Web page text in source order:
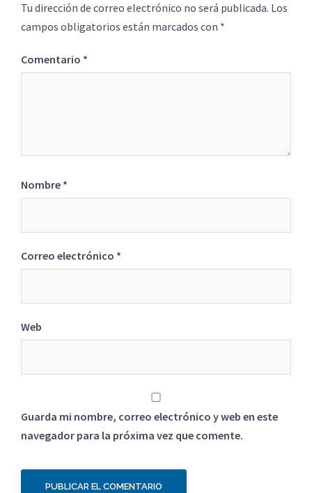
Tu dirección de correo electrónico no será publicada. Los
campos obligatorios están marcados con *
Comentario *
Nombre *
Correo electrónico *
Web
Guarda mi nombre, correo electrónico y web en este
navegador para la próxima vez que comente.